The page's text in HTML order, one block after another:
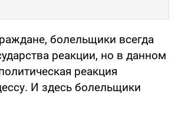
болельщики всегда
реакции, но в данном
реакция
И здесь болельщики